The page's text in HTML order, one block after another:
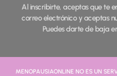
Al inscribirte, aceptas que te
correo electrónico y aceptas
Puedes darte de baja
MENOPAUSIAONLINE NO ES UN